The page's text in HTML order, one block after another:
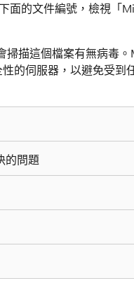
面的文件編號，檢視「
描這個檔案有無病毒
的伺服器，以避免受到
的問題